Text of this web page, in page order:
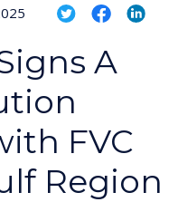
A
FVC
Region